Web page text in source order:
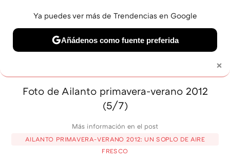
BELLEZA SHOPPING VIAJES GASTRO SNEAKERS
Foto de Ailanto primavera-verano 2012
(5/7)
Más información en el post
AILANTO PRIMAVERA-VERANO 2012: UN SOPLO DE AIRE
FRESCO
×
Ya puedes ver más de Trendencias en Google
Añádenos como fuente preferida